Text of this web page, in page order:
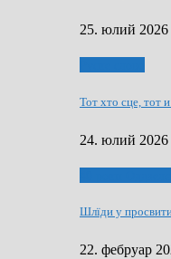
25. юлий 2026
Тот хто сце, тот
24. юлий 2026
Шлїди у
22. фебруар